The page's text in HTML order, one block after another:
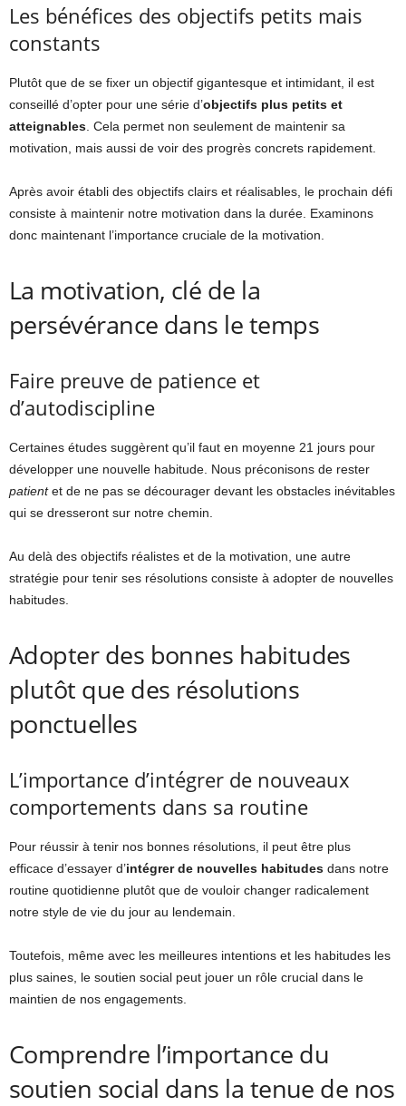
Les bénéfices des objectifs petits mais
constants
Plutôt que de se fixer un objectif gigantesque et intimidant, il est
conseillé d’opter pour une série d’objectifs plus petits et
atteignables . Cela permet non seulement de maintenir sa
motivation, mais aussi de voir des progrès concrets rapidement.
Après avoir établi des objectifs clairs et réalisables, le prochain défi
consiste à maintenir notre motivation dans la durée. Examinons
donc maintenant l’importance cruciale de la motivation.
La motivation, clé de la
persévérance dans le temps
Faire preuve de patience et
d’autodiscipline
Certaines études suggèrent qu’il faut en moyenne 21 jours pour
développer une nouvelle habitude. Nous préconisons de rester
patientet de ne pas se décourager devant les obstacles inévitables
qui se dresseront sur notre chemin.
Au delà des objectifs réalistes et de la motivation, une autre
stratégie pour tenir ses résolutions consiste à adopter de nouvelles
habitudes.
Adopter des bonnes habitudes
plutôt que des résolutions
ponctuelles
L’importance d’intégrer de nouveaux
comportements dans sa routine
Pour réussir à tenir nos bonnes résolutions, il peut être plus
efficace d’essayer d’intégrer de nouvelles habitudes dans notre
routine quotidienne plutôt que de vouloir changer radicalement
notre style de vie du jour au lendemain.
Toutefois, même avec les meilleures intentions et les habitudes les
plus saines, le soutien social peut jouer un rôle crucial dans le
maintien de nos engagements.
Comprendre l’importance du
soutien social dans la tenue de nos